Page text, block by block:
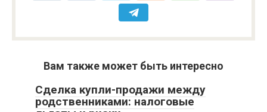
Вам также может быть интересно
Сделка купли-продажи между
родственниками: налоговые